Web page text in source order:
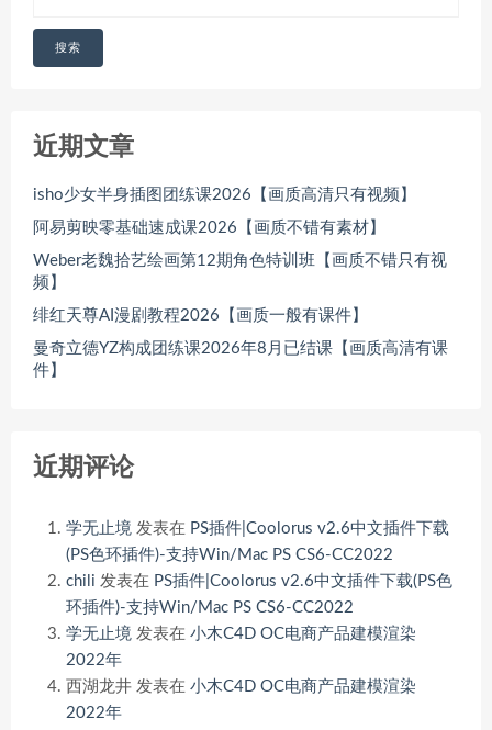
搜索
近期文章
isho少女半身插图团练课2026【画质高清只有视频】
阿易剪映零基础速成课2026【画质不错有素材】
Weber老魏拾艺绘画第12期角色特训班【画质不错只有视
频】
绯红天尊AI漫剧教程2026【画质一般有课件】
曼奇立德YZ构成团练课2026年8月已结课【画质高清有课
件】
近期评论
学无止境 发表在 PS插件|Coolorus v2.6中文插件下载
(PS色环插件)-支持Win/Mac PS CS6-CC2022
chili 发表在 PS插件|Coolorus v2.6中文插件下载(PS色
环插件)-支持Win/Mac PS CS6-CC2022
学无止境 发表在 小木C4D OC电商产品建模渲染
2022年
西湖龙井 发表在 小木C4D OC电商产品建模渲染
2022年